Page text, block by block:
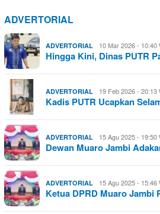
ADVERTORIAL
ADVERTORIAL 10 Mar 2026 - 10:40
Hingga Kini, Dinas PUTR
ADVERTORIAL 19 Feb 2026 - 20:13
Kadis PUTR Ucapkan
ADVERTORIAL 15 Agu 2025 - 19:50
Dewan Muaro Jambi
ADVERTORIAL 15 Agu 2025 - 15:46
Ketua DPRD Muaro